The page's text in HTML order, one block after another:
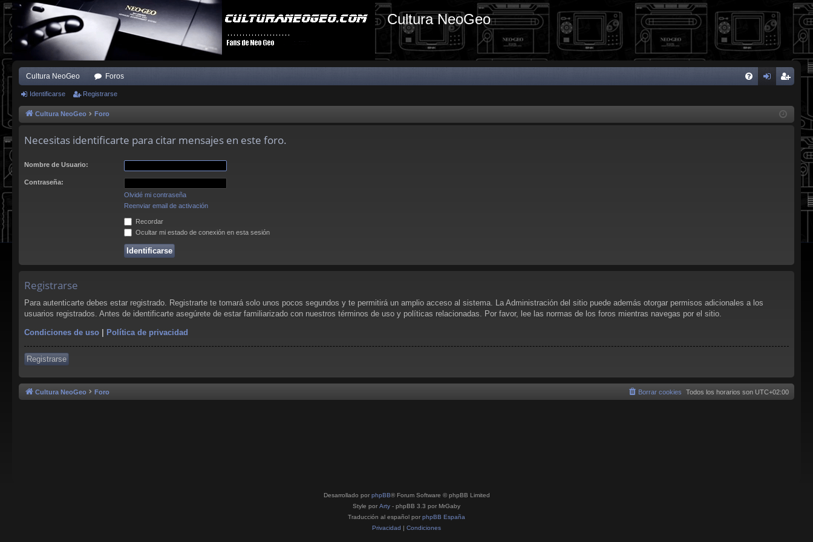
Cultura NeoGeo
Cultura NeoGeo Foros
ist
Identificarse Registrarse
Cultura NeoGeo Foro
Necesitas identificarte para citar mensajes en este foro.
Nombre de Usuario:
Contraseña:
Olvidé mi contraseña
Reenviar email de activación
Recordar
Ocultar mi estado de conexión en esta sesión
Registrarse
Para autenticarte debes estar registrado. Registrarte te tomará solo unos pocos segundos y te permitirá un amplio acceso al sistema. La Administración del sitio puede además otorgar permisos adicionales a los
usuarios registrados. Antes de identificarte asegúrete de estar familiarizado con nuestros términos de uso y políticas relacionadas. Por favor, lee las normas de los foros mientras navegas por el sitio.
Condiciones de uso | Política de privacidad
Registrarse
Cultura NeoGeo Foro Todos los horarios son UTC+02:00
Borrar cookies
Desarrollado por phpBB® Forum Software © phpBB Limited
Style por Arty - phpBB 3.3 por MrGaby
Traducción al español por phpBB España
Privacidad | Condiciones